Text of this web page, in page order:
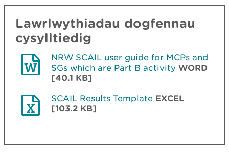
Lawrlwythiadau dogfennau
cysylltiedig
NRW SCAIL user guide for MCPs and
SGs which are Part B activity WORD
[40.1 KB]
SCAIL Results Template EXCEL
[103.2 KB]